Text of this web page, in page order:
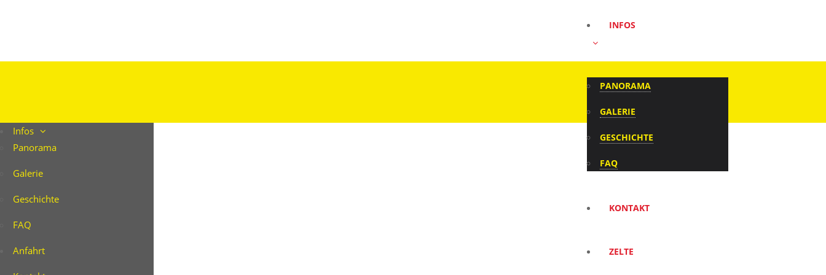
INFOS
PANORAMA
GALERIE
GESCHICHTE
FAQANFAHRT
KONTAKT
ZELTE
Infos
Panorama
Galerie
Geschichte
FAQ
Anfahrt